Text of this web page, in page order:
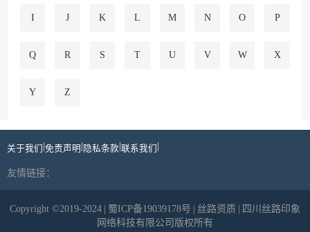
I J K L M N O P
Q R S T U V W X
Y Z
关于我们 免责声明 隐私条款 联系我们
友情链接：
Copyright ©2019-2024 蜀ICP备19039178号 丝路资质
四川丝路印象
网络科技有限公司版权所有